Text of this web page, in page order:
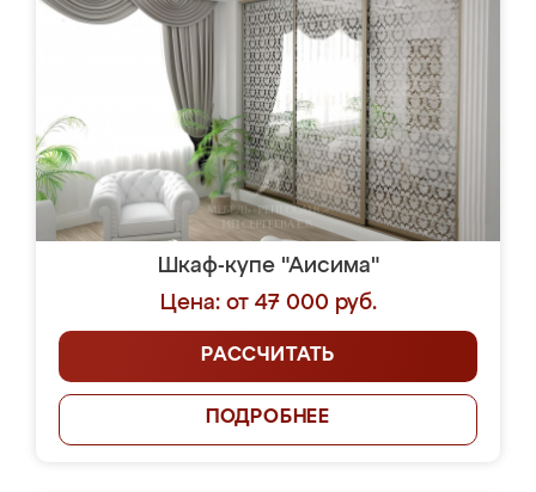
Шкаф-купе "Аисима"
Цена: от 47 000 руб.
РАССЧИТАТЬ
ПОДРОБНЕЕ